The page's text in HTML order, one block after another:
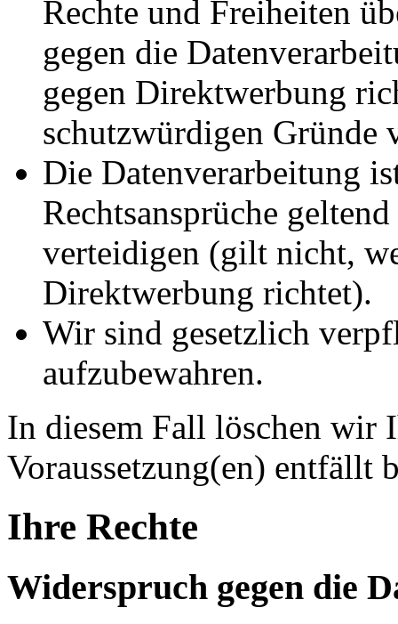
Rechte und Freiheiten
gegen die
gegen Direktwerbung
schutzwürdigen Gründe
Die Datenverarbeitung
Rechtsansprüche
verteidigen (gilt nicht,
Direktwerbung richtet).
Wir sind gesetzlich
aufzubewahren.
In diesem Fall löschen wir
Voraussetzung(en) entfällt
Ihre Rechte
Widerspruch gegen die